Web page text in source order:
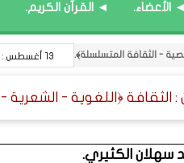
◄ الأعضاء. ◄ القرآن الكريم.
13 أغسطس : اليوم العالمي لعسيري اليد.
سهلان الكثيري.